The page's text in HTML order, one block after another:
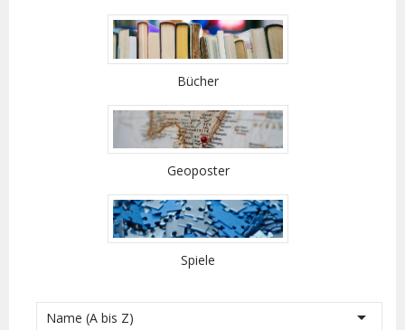
Bücher
Geoposter
Spiele
Name (A bis Z) 